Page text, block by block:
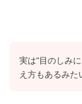
実は"目のしみ
え方もあるみた